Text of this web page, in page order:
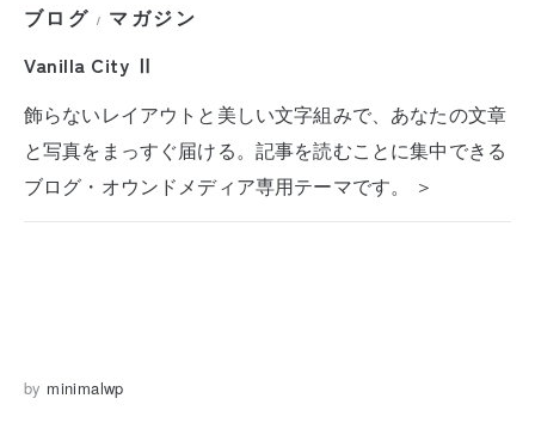
ブログ / マガジン
Vanilla City Ⅱ
飾らないレイアウトと美しい文字組みで、あなたの文章
と写真をまっすぐ届ける。記事を読むことに集中できる
ブログ・オウンドメディア専用テーマです。 ＞
by minimalwp